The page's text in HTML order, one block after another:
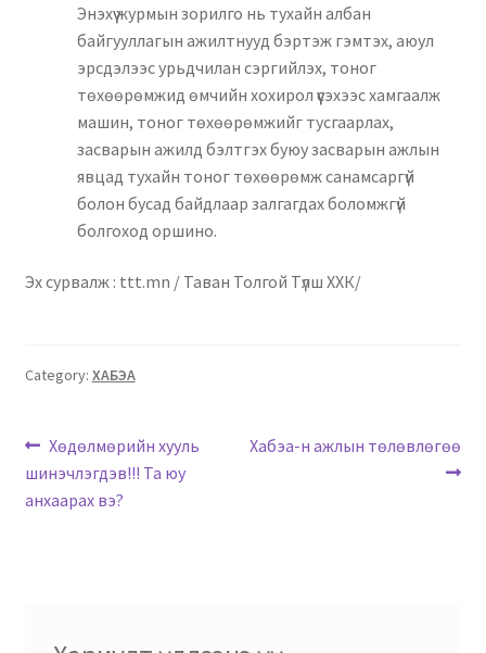
Энэхүү журмын зорилго нь тухайн албан
байгууллагын ажилтнууд бэртэж гэмтэх, аюул
эрсдэлээс урьдчилан сэргийлэх, тоног
төхөөрөмжид өмчийн хохирол үүсэхээс хамгаалж
машин, тоног төхөөрөмжийг тусгаарлах,
засварын ажилд бэлтгэх буюу засварын ажлын
явцад тухайн тоног төхөөрөмж санамсаргүй
болон бусад байдлаар залгагдах боломжгүй
болгоход оршино.
Эх сурвалж : ttt.mn / Таван Толгой Түлш ХХК/
Category: ХАБЭА
Хөдөлмөрийн хууль
шинэчлэгдэв!!! Та юу
анхаарах вэ?
Хабэа-н ажлын төлөвлөгөө